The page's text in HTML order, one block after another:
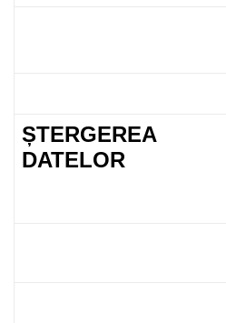
ȘTERGEREA
DATELOR